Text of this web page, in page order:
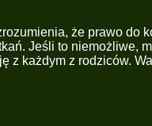
że prawo
Jeśli to niemożliwe,
każdym z rodziców.